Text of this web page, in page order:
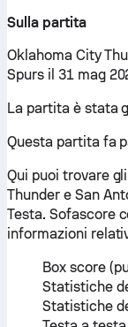
Sulla partita
Oklahoma City
Spurs il 31 mag
La partita è stata
Questa partita fa
Qui puoi trovare
Thunder e San
Testa. Sofascore
informazioni
Box score
Statistiche
Statistiche